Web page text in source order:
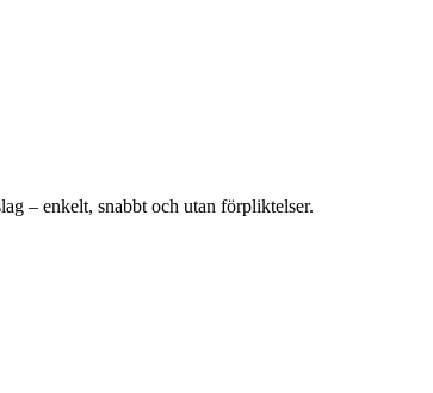
– enkelt, snabbt och utan förpliktelser.